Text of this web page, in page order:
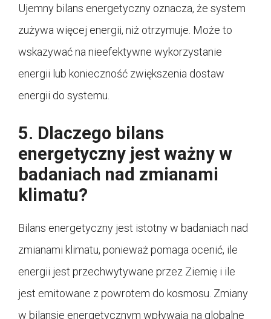
Ujemny bilans energetyczny oznacza, że system
zużywa więcej energii, niż otrzymuje. Może to
wskazywać na nieefektywne wykorzystanie
energii lub konieczność zwiększenia dostaw
energii do systemu.
5. Dlaczego bilans
energetyczny jest ważny w
badaniach nad zmianami
klimatu?
Bilans energetyczny jest istotny w badaniach nad
zmianami klimatu, ponieważ pomaga ocenić, ile
energii jest przechwytywane przez Ziemię i ile
jest emitowane z powrotem do kosmosu. Zmiany
w bilansie energetycznym wpływają na globalne